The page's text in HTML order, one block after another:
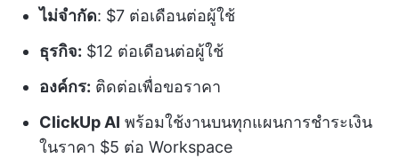
ไม่จำกัด: $7 ต่อเดือนต่อผู้ใช้
ธุรกิจ: $12 ต่อเดือนต่อผู้ใช้
องค์กร: ติดต่อเพื่อขอราคา
ClickUp AI พร้อมใช้งานบนทุกแผนการชำระเงิน
ในราคา $5 ต่อ Workspace